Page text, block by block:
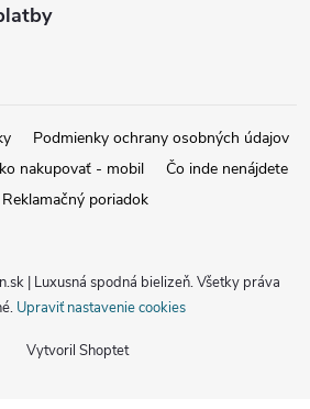
Podmienky ochrany osobných údajov
nakupovať - mobil
Čo inde nenájdete
Reklamačný poriadok
Vytvoril Shoptet
| Luxusná spodná bielizeň. Všetky práva
Upraviť nastavenie cookies